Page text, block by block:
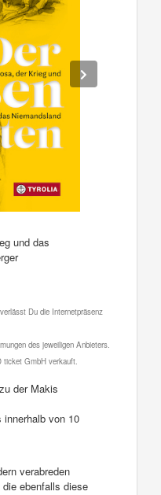
und das
Du die Internetpräsenz
des jeweiligen Anbieters.
GmbH verkauft.
der Makis
von 10
verabreden
ebenfalls diese